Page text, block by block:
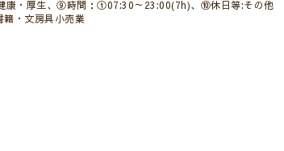
康・厚生、⑨時間：①07:30～23:00(7h)、⑩休日等:その他
籍・文房具小売業